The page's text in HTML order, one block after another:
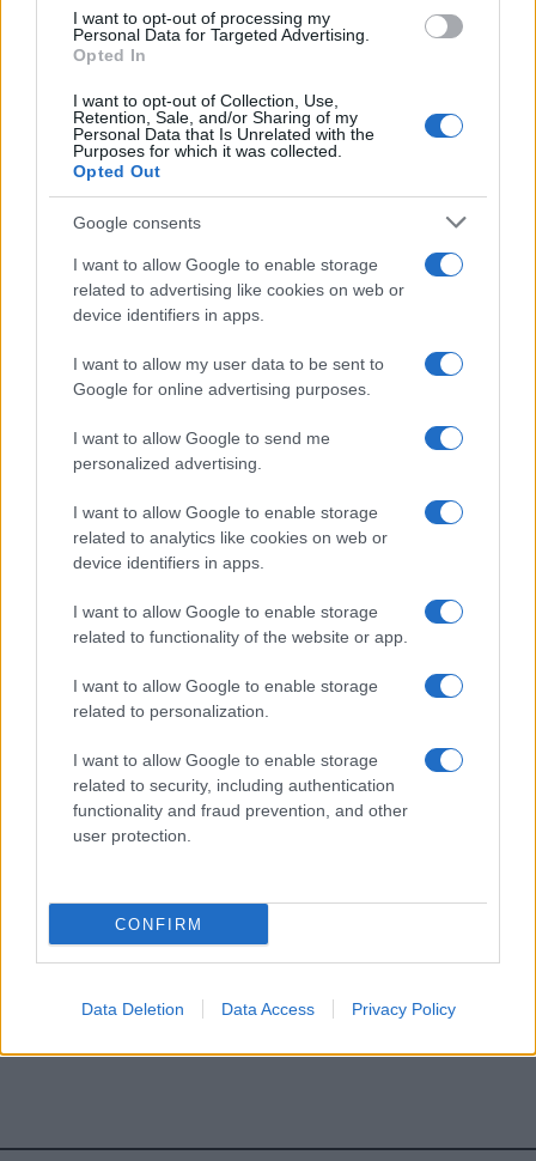
I want to opt-out of processing my
Personal Data for Targeted Advertising.
Opted In
I want to opt-out of Collection, Use,
Retention, Sale, and/or Sharing of my
Personal Data that Is Unrelated with the
Purposes for which it was collected.
Opted Out
Google consents
I want to allow Google to enable storage
related to advertising like cookies on web or
device identifiers in apps.
I want to allow my user data to be sent to
Google for online advertising purposes.
I want to allow Google to send me
personalized advertising.
I want to allow Google to enable storage
related to analytics like cookies on web or
device identifiers in apps.
I want to allow Google to enable storage
related to functionality of the website or app.
I want to allow Google to enable storage
related to personalization.
I want to allow Google to enable storage
related to security, including authentication
functionality and fraud prevention, and other
user protection.
CONFIRM
Data Deletion Data Access Privacy Policy
I nostri cari
Giovannimaria Cabras
Invia un Comunicato Stampa Pubblicità
Vuoi rimanere sempre aggiornato?
Iscriviti alla newsletter di Gallura Oggi e ricevi le nostre
email periodiche contenenti le ultime notizie pubblicate
sul sito web!
Indirizzo email*
Privacy
Utilizziamo Mailchimp come piattaforma di
marketing. Iscrivendoti alla newsletter accetti che le
Potrai annullare l'iscrizione in qualsiasi momento
facendo clic sul collegamento nel piè di pagina delle
nostre e-mail.